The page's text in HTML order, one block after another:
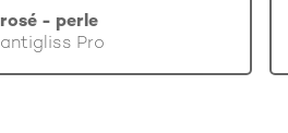
rosé - perle
antigliss Pro